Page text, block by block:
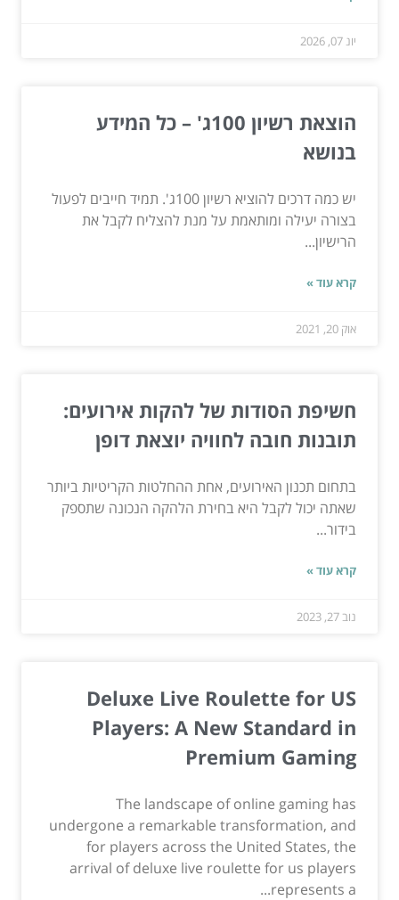
יונ 07, 2026
הוצאת רשיון 100ג' – כל המידע
בנושא
יש כמה דרכים להוציא רשיון 100ג'. תמיד חייבים לפעול
בצורה יעילה ומותאמת על מנת להצליח לקבל את
הרישיון...
קרא עוד »
אוק 20, 2021
חשיפת הסודות של להקות אירועים:
תובנות חובה לחוויה יוצאת דופן
בתחום תכנון האירועים, אחת ההחלטות הקריטיות ביותר
שאתה יכול לקבל היא בחירת הלהקה הנכונה שתספק
בידור...
קרא עוד »
נוב 27, 2023
Deluxe Live Roulette for US
Players: A New Standard in
Premium Gaming
The landscape of online gaming has
undergone a remarkable transformation, and
for players across the United States, the
arrival of deluxe live roulette for us players
represents a...